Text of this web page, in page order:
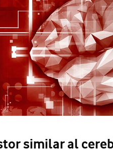
similar al